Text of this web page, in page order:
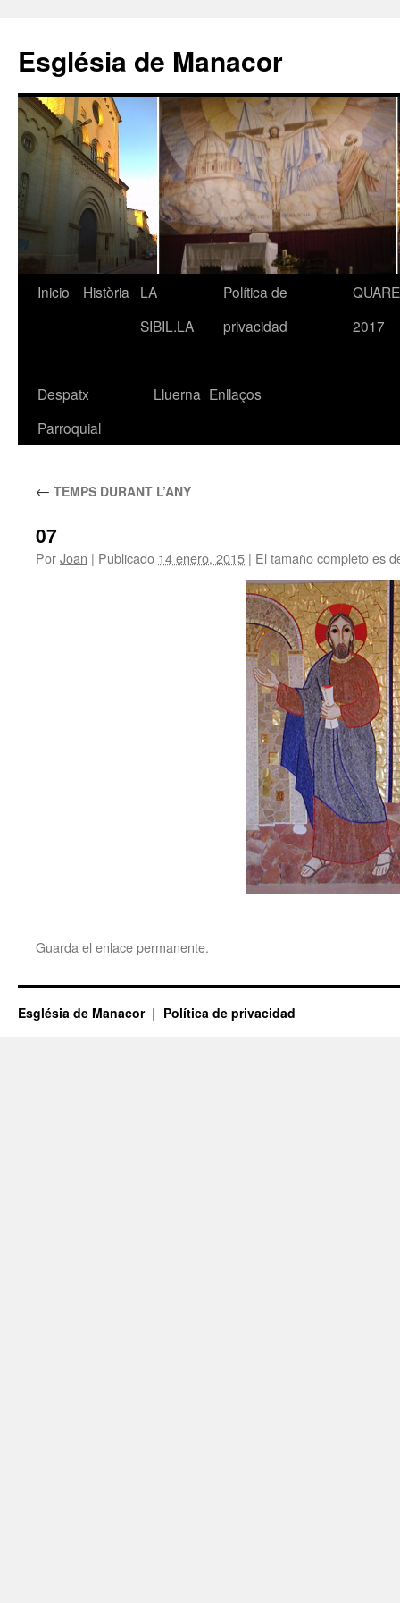
contenido
Església de Manacor
Inicio Història
LA
SIBIL.LA
Política de
privacidad
2017
Despatx
Parroquial
Lluerna Enllaços
← TEMPS DURANT L’ANY
07
PorJoan | Publicado 14 enero, 2015 | El tamaño completo es
Guarda el enlace permanente.
Església de Manacor Política de privacidad